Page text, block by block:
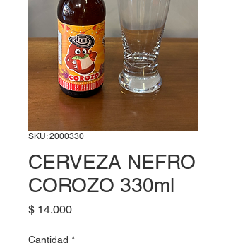
SKU: 2000330
CERVEZA NEFRO
COROZO 330ml
$ 14.000Precio
Cantidad *